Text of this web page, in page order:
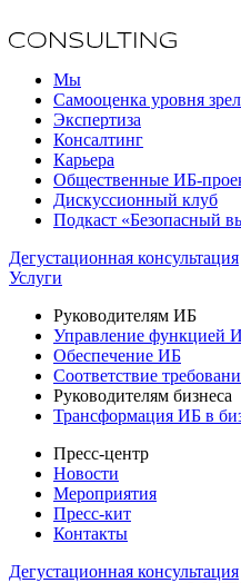
Мы
Самооценка уровня
Экспертиза
Консалтинг
Карьера
Общественные ИБ-
Дискуссионный клуб
Подкаст «Безопасный
Дегустационная консультация
Услуги
Руководителям ИБ
Управление функцией
Обеспечение ИБ
Соответствие
Руководителям бизнеса
Трансформация ИБ в
Пресс-центр
Новости
Мероприятия
Пресс-кит
Контакты
Дегустационная консультация